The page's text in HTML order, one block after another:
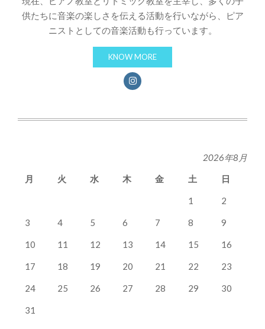
供たちに音楽の楽しさを伝える活動を行いながら、ピア
ニストとしての音楽活動も行っています。
KNOW MORE
2026年8月
月
火 水 木 金 土 日
1 2
3 4 5 6 7 8 9
10 11 12 13 14 15 16
17 18 19 20 21 22 23
24 25 26 27 28 29 30
31